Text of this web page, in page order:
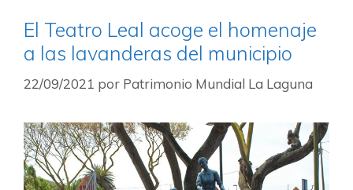
El Teatro Leal acoge el homenaje
a las lavanderas del municipio
22/09/2021 por Patrimonio Mundial La Laguna